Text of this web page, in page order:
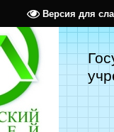
Версия для